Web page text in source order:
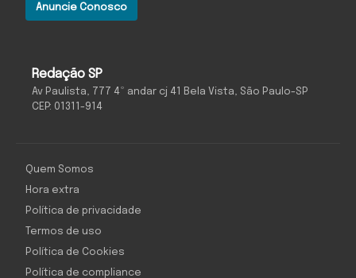
Redação SP
Av Paulista, 777 4º andar cj 41 Bela Vista, São Paulo-SP
CEP: 01311-914
Anuncie Conosco
Quem Somos
Hora extra
Política de privacidade
Termos de uso
Política de Cookies
Política de compliance